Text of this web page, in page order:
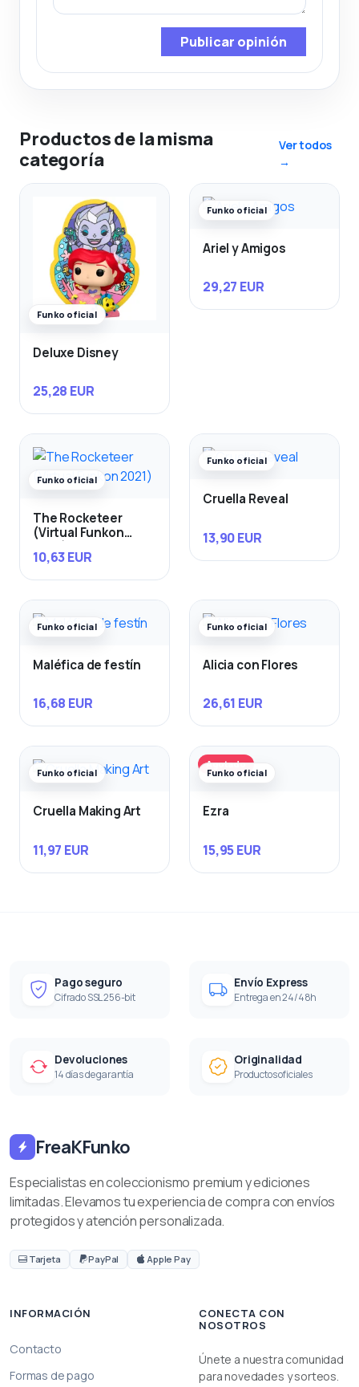
Publicar opinión
Productos de la misma
categoría
Ver todos
→
Funko oficial
Deluxe Disney
25,28 EUR
Funko oficial
Ariel y Amigos
29,27 EUR
Funko oficial
The Rocketeer
(Virtual Funkon
10,63 EUR
Funko oficial
Cruella Reveal
13,90 EUR
Funko oficial
Maléfica de festín
16,68 EUR
Funko oficial
Alicia con Flores
26,61 EUR
Funko oficial
Cruella Making Art
11,97 EUR
Agotado
Funko oficial
Ezra
15,95 EUR
Pago seguro
Cifrado SSL 256-bit
Envío Express
Entrega en 24/48h
Devoluciones
14 días de garantía
Originalidad
Productos oficiales
FreaKFunko
Especialistas en coleccionismo premium y ediciones
limitadas. Elevamos tu experiencia de compra con envíos
protegidos y atención personalizada.
Tarjeta PayPal Apple Pay
INFORMACIÓN
Contacto
Formas de pago
CONECTA CON
NOSOTROS
Únete a nuestra comunidad
para novedades y sorteos.